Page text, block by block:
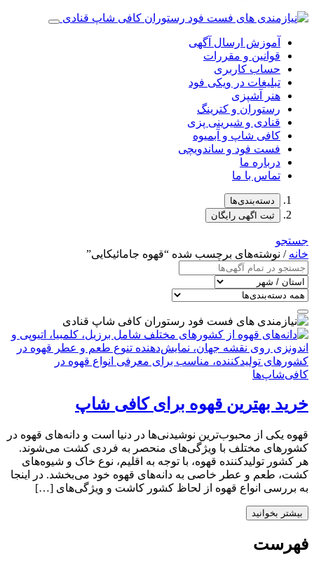
آموزش ارسال آگهی
قوانین و مقررات
حساب کاربری
تبلیغات در ویکی فود
هنر آشپزی
رستوران و کترینگ
قنادی و شیرینی پزی
کافی شاپ و آبمیوه
فست فود و ساندویچی
درباره ما
تماس با ما
دسته‌بندی‌ها
ثبت اگهی رایگان
جستجو
خانه / نوشته‌های برچسب شده “قهوه جامائیکایی”
خرید بهترین قهوه برای کافی شاپ
قهوه یکی از محبوب‌ترین نوشیدنی‌ها در دنیا است و دانه‌های قهوه در
کشورهای مختلف با ویژگی‌های منحصر به فردی کشت می‌شوند.
هر کشور تولیدکننده قهوه، با توجه به اقلیم، نوع خاک و شیوه‌های
کشت، طعم و عطر خاصی به دانه‌های قهوه خود می‌بخشد. در اینجا
به بررسی انواع قهوه از لحاظ کشور کاشت و ویژگی‌های […]
بیشتر بخوانید
فهرست